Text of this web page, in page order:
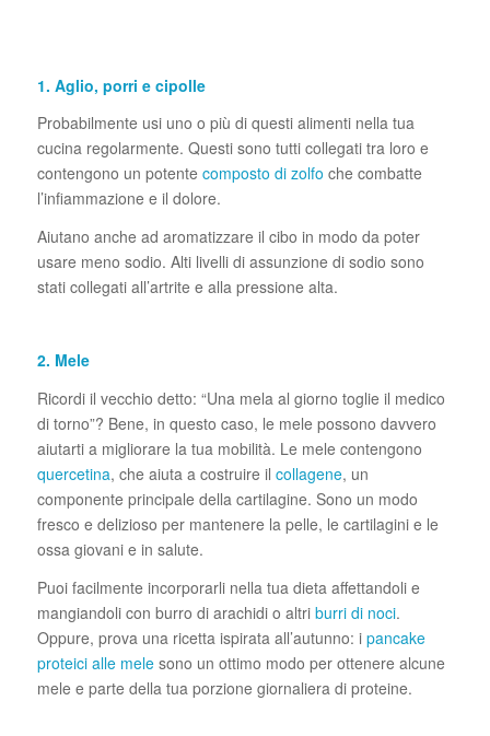
1. Aglio, porri e cipolle
Probabilmente usi uno o più di questi alimenti nella tua
cucina regolarmente. Questi sono tutti collegati tra loro e
contengono un potente composto di zolfo che combatte
l’infiammazione e il dolore.
Aiutano anche ad aromatizzare il cibo in modo da poter
usare meno sodio. Alti livelli di assunzione di sodio sono
stati collegati all’artrite e alla pressione alta.
2. Mele
Ricordi il vecchio detto: “Una mela al giorno toglie il medico
di torno”? Bene, in questo caso, le mele possono davvero
aiutarti a migliorare la tua mobilità. Le mele contengono
quercetina, che aiuta a costruire il collagene, un
componente principale della cartilagine. Sono un modo
fresco e delizioso per mantenere la pelle, le cartilagini e le
ossa giovani e in salute.
Puoi facilmente incorporarli nella tua dieta affettandoli e
mangiandoli con burro di arachidi o altri burri di noci.
Oppure, prova una ricetta ispirata all’autunno: i pancake
proteici alle melesono un ottimo modo per ottenere alcune
mele e parte della tua porzione giornaliera di proteine.